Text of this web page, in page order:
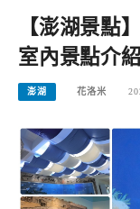
【澎湖景點
室內景點介
澎湖 花洛米